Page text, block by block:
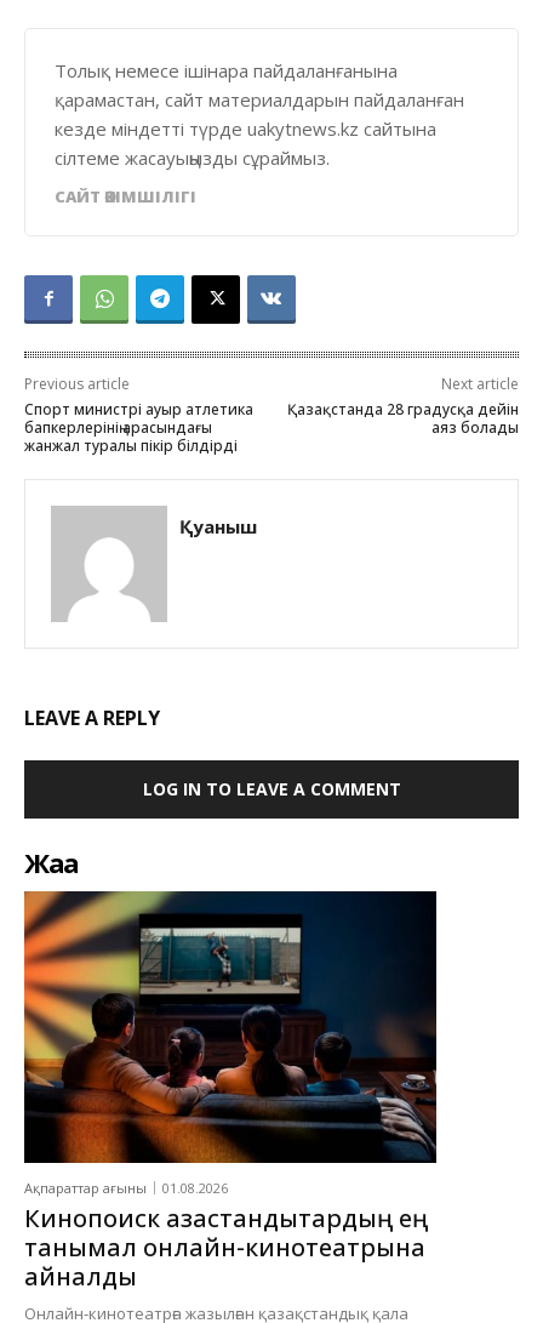
Толық немесе ішінара пайдаланғанына
қарамастан, сайт материалдарын пайдаланған
кезде міндетті түрде uakytnews.kz сайтына
сілтеме жасауыңызды сұраймыз.
САЙТ ӘКІМШІЛІГІ
Previous article
Спорт министрі ауыр атлетика
бапкерлерінің арасындағы
жанжал туралы пікір білдірді
Next article
Қазақстанда 28 градусқа дейін
аяз болады
Қуаныш
LEAVE A REPLY
LOG IN TO LEAVE A COMMENT
Жаңа
Ақпараттар ағыны 01.08.2026
Кинопоиск қазақстандықтардың ең
танымал онлайн-кинотеатрына
айналды
Онлайн-кинотеатрға жазылған қазақстандық қала